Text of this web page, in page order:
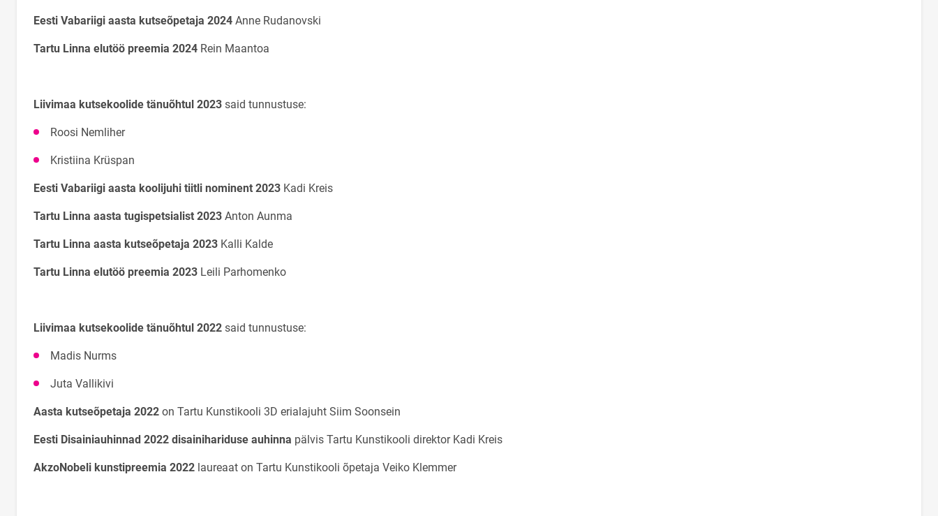
Eesti Vabariigi aasta kutseõpetaja 2024 Anne Rudanovski
Tartu Linna elutöö preemia 2024 Rein Maantoa
Liivimaa kutsekoolide tänuõhtul 2023 said tunnustuse:
Roosi Nemliher
Kristiina Krüspan
Eesti Vabariigi aasta koolijuhi tiitli nominent 2023 Kadi Kreis
Tartu Linna aasta tugispetsialist 2023 Anton Aunma
Tartu Linna aasta kutseõpetaja 2023 Kalli Kalde
Tartu Linna elutöö preemia 2023 Leili Parhomenko
Liivimaa kutsekoolide tänuõhtul 2022 said tunnustuse:
Madis Nurms
Juta Vallikivi
Aasta kutseõpetaja 2022 on Tartu Kunstikooli 3D erialajuht Siim Soonsein
Eesti Disainiauhinnad 2022 disainihariduse auhinna pälvis Tartu Kunstikooli direktor Kadi Kreis
AkzoNobeli kunstipreemia 2022 laureaat on Tartu Kunstikooli õpetaja Veiko Klemmer